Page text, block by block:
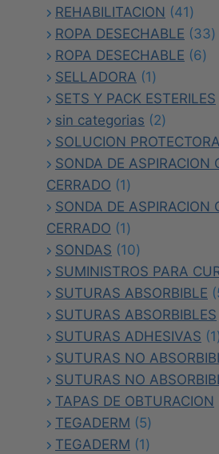
REHABILITACION 4141
ROPA DESECHABLE 3333
ROPA DESECHABLE 66
SELLADORA 11
producto
SETS Y PACK ESTERILES
sin categorias 22
productos
SOLUCION PROTECTORA
SONDA DE ASPIRACION
CERRADO
11
producto
SONDA DE ASPIRACION
CERRADO
11
producto
SONDAS 1010
productos
SUMINISTROS PARA
SUTURAS ABSORBIBLE
SUTURAS ABSORBIBLES
SUTURAS ADHESIVAS 1
SUTURAS NO
SUTURAS NO
TAPAS DE OBTURACION
TEGADERM 55
productos
TEGADERM 11